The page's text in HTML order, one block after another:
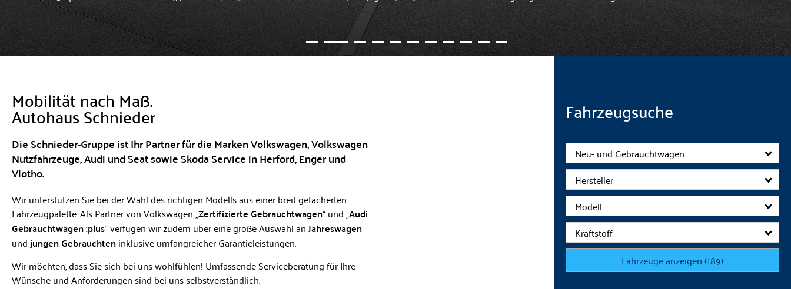
Mobilität nach Maß.
Autohaus Schnieder
Die Schnieder-Gruppe ist Ihr Partner für die Marken Volkswagen, Volkswagen
Nutzfahrzeuge, Audi und Seat sowie Skoda Service in Herford, Enger und
Vlotho.
Wir unterstützen Sie bei der Wahl des richtigen Modells aus einer breit gefächerten
Fahrzeugpalette. Als Partner von Volkswagen „Zertifizierte Gebrauchtwagen“und „Audi
Gebrauchtwagen :plus“ verfügen wir zudem über eine große Auswahl anJahreswagen
und jungen Gebrauchteninklusive umfangreicher Garantieleistungen.
Wir möchten, dass Sie sich bei uns wohlfühlen! Umfassende Serviceberatung für Ihre
Wünsche und Anforderungen sind bei uns selbstverständlich.
Fahrzeugsuche
Neu- und Gebrauchtwagen
Hersteller
Modell
Kraftstoff
Fahrzeuge anzeigen(189)